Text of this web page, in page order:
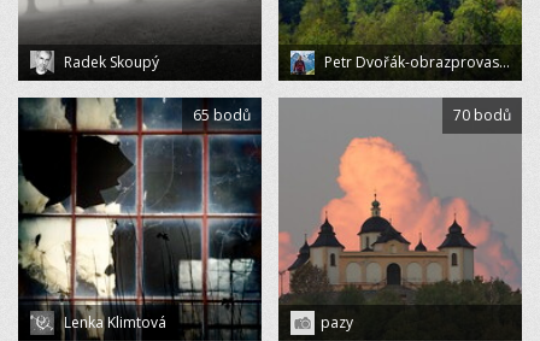
Radek Skoupý Petr Dvořák-obrazprovas.cz
Lenka Klimtová
65 bodů
pazy
70 bodů